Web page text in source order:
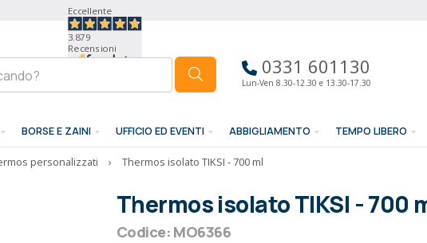
Eccellente
3.879
Recensioni
0331 601130
Lun-Ven 8.30-12.30 e 13.30-17.30
BORSE E ZAINI UFFICIO ED EVENTI ABBIGLIAMENTO TEMPO LIBERO
personalizzati › Thermos isolato TIKSI - 700 ml
Thermos isolato TIKSI - 700
Codice: MO6366